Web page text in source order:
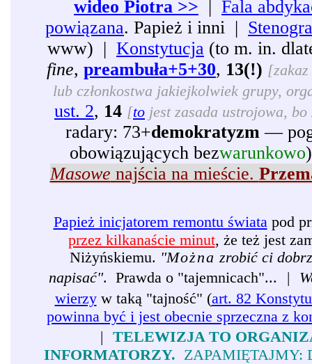
wideo Piotra >>
Fala
powiązana. Papież i inni |
www) | Konstytucja (to m. in.
fine, preambuła+5+30, 13(!)
lub członkostwa jakiejkolwiek grupy,
ust. 2, 14 [to jest zasada ustrojowa,
radary: 73+demokratyzm—
obowiązujących bezwarunkowo
Masowe najścia na mieście.
Papież inicjatorem remontu światapod
przez kilkanaście minut, że też jest
Niżyńskiemu. "Można zrobić ci
napisać". Prawda o "tajemnicach"... |
wierzyw taką "tajność" (art. 82
powinna być i jest obecnie sprzeczna z
|
TELEWIZJA TO
INFORMATORZY. ZAPAMIĘTAJMY: